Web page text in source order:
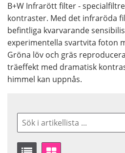
B+W Infrarött filter -
kontraster. Med det infraröda
befintliga kvarvarande
experimentella svartvita foton
Gröna löv och gräs
träeffekt med dramatisk
himmel kan uppnås.